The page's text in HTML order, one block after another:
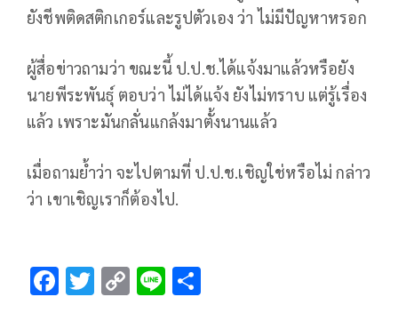
ยังชีพติดสติกเกอร์และรูปตัวเอง ว่า ไม่มีปัญหาหรอก
ผู้สื่อข่าวถามว่า ขณะนี้ ป.ป.ช.ได้แจ้งมาแล้วหรือยัง
นายพีระพันธุ์ ตอบว่า ไม่ได้แจ้ง ยังไม่ทราบ แต่รู้เรื่อง
แล้ว เพราะมันกลั่นแกล้งมาตั้งนานแล้ว
เมื่อถามย้ำว่า จะไปตามที่ ป.ป.ช.เชิญใช่หรือไม่ กล่าว
ว่า เขาเชิญเราก็ต้องไป.
F T C Li